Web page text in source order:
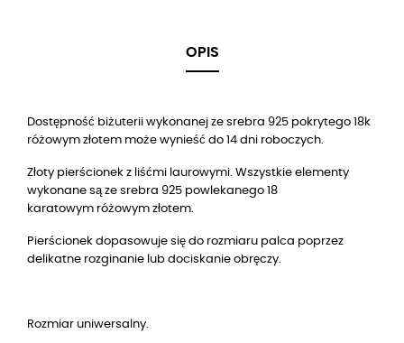
OPIS
Dostępność biżuterii wykonanej ze srebra 925 pokrytego 18k
różowym złotem może wynieść do 14 dni roboczych.
Złoty pierścionek z liśćmi laurowymi. Wszystkie elementy
wykonane są ze srebra 925 powlekanego 18
karatowym różowym złotem.
Pierścionek dopasowuje się do rozmiaru palca poprzez
delikatne rozginanie lub dociskanie obręczy.
Rozmiar uniwersalny.